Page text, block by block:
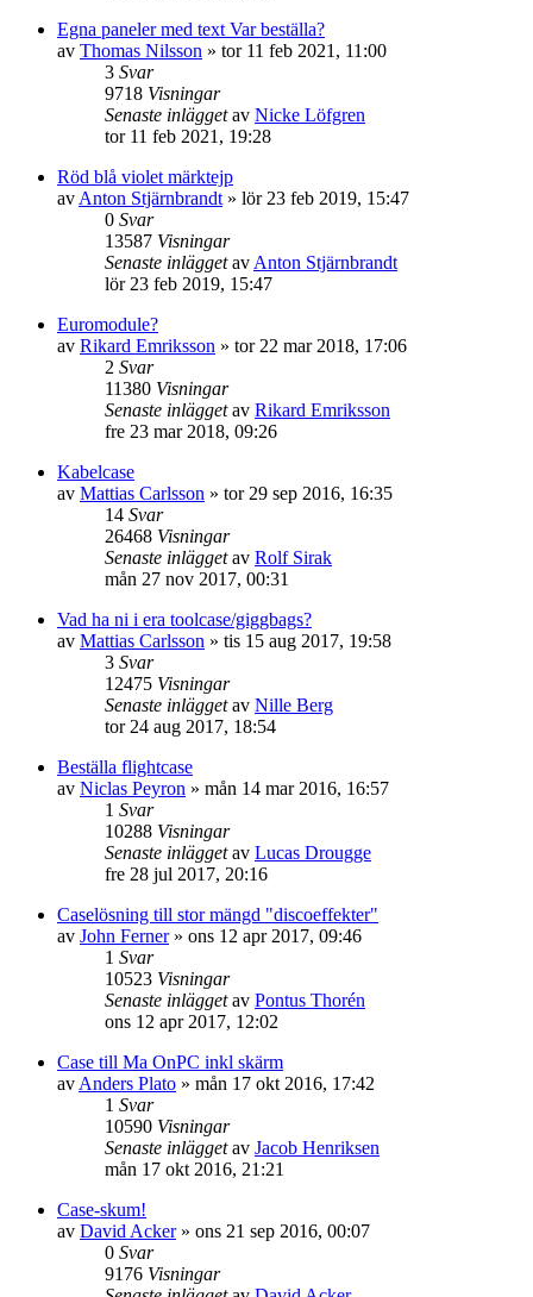
Egna paneler med text Var beställa?
av Thomas Nilsson » tor 11 feb 2021, 11:00
3 Svar
9718 Visningar
Senaste inläggetav Nicke Löfgren
tor 11 feb 2021, 19:28
Röd blå violet märktejp
av Anton Stjärnbrandt » lör 23 feb 2019, 15:47
0 Svar
13587 Visningar
Senaste inläggetav Anton Stjärnbrandt
lör 23 feb 2019, 15:47
Euromodule?
av Rikard Emriksson » tor 22 mar 2018, 17:06
2 Svar
11380 Visningar
Senaste inläggetav Rikard Emriksson
fre 23 mar 2018, 09:26
Kabelcase
av Mattias Carlsson » tor 29 sep 2016, 16:35
14 Svar
26468 Visningar
Senaste inläggetav Rolf Sirak
mån 27 nov 2017, 00:31
Vad ha ni i era toolcase/giggbags?
av Mattias Carlsson » tis 15 aug 2017, 19:58
3 Svar
12475 Visningar
Senaste inläggetav Nille Berg
tor 24 aug 2017, 18:54
Beställa flightcase
av Niclas Peyron » mån 14 mar 2016, 16:57
1 Svar
10288 Visningar
Senaste inläggetav Lucas Drougge
fre 28 jul 2017, 20:16
Caselösning till stor mängd "discoeffekter"
av John Ferner» ons 12 apr 2017, 09:46
1 Svar
10523 Visningar
Senaste inläggetav Pontus Thorén
ons 12 apr 2017, 12:02
Case till Ma OnPC inkl skärm
av Anders Plato » mån 17 okt 2016, 17:42
1 Svar
10590 Visningar
Senaste inläggetav Jacob Henriksen
mån 17 okt 2016, 21:21
Case-skum!
av David Acker» ons 21 sep 2016, 00:07
0 Svar
9176 Visningar